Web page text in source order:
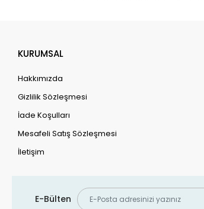
KURUMSAL
Hakkımızda
Gizlilik Sözleşmesi
İade Koşulları
Mesafeli Satış Sözleşmesi
İletişim
E-Bülten